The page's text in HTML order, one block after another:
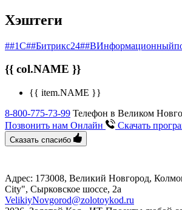
Хэштеги
##1С##Битрикс24
{{ col.NAME }}
{{ item.NAME }}
8-800-775-73-99 Телефон в Великом
Позвонить нам Онлайн
Скачать
Сказать спасибо
Адрес: 173008, Великий Новгород,
City", ​Сырковское шоссе, 2а
VelikiyNovgorod@zolotoykod.ru